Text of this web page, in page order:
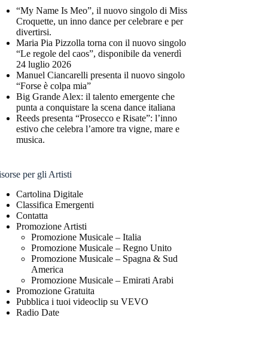
“My Name Is Meo”, il nuovo singolo di Miss
Croquette, un inno dance per celebrare e per
divertirsi.
Maria Pia Pizzolla torna con il nuovo singolo
“Le regole del caos”, disponibile da venerdì
24 luglio 2026
Manuel Ciancarelli presenta il nuovo singolo
“Forse è colpa mia”
Big Grande Alex: il talento emergente che
punta a conquistare la scena dance italiana
Reeds presenta “Prosecco e Risate”: l’inno
estivo che celebra l’amore tra vigne, mare e
musica.
per gli Artisti
Cartolina Digitale
Classifica Emergenti
Contatta
Promozione Artisti
Promozione Musicale – Italia
Promozione Musicale – Regno Unito
Promozione Musicale – Spagna & Sud
America
Promozione Musicale – Emirati Arabi
Promozione Gratuita
Pubblica i tuoi videoclip su VEVO
Radio Date